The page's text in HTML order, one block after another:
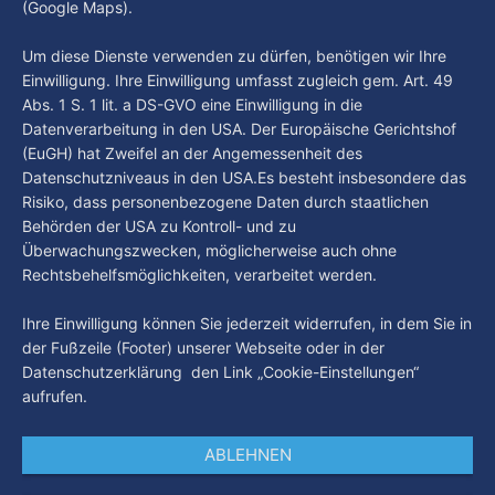
Hamburg 1. Was passiert in der Hansestadt? Was
in unserer Stadt an? Fragen, die von Montag bis Freitag LIVE
um 18 Uhr beantwortet werden - auf YouTube und im TV.
By Luca Kimmel 5. Aug. 2026
(Google Maps).
Um diese Dienste verwenden zu dürfen, benötigen wir Ihre
Einwilligung. Ihre Einwilligung umfasst zugleich gem. Art. 49
Abs. 1 S. 1 lit. a DS-GVO eine Einwilligung in die
Datenverarbeitung in den USA. Der Europäische Gerichtshof
(EuGH) hat Zweifel an der Angemessenheit des
Datenschutzniveaus in den USA.Es besteht insbesondere das
Risiko, dass personenbezogene Daten durch staatlichen
Behörden der USA zu Kontroll- und zu
Überwachungszwecken, möglicherweise auch ohne
Rechtsbehelfsmöglichkeiten, verarbeitet werden.
Ihre Einwilligung können Sie jederzeit widerrufen, in dem Sie in
der Fußzeile (Footer) unserer Webseite oder in der
Datenschutzerklärung den Link „Cookie-Einstellungen“
aufrufen.
ABLEHNEN